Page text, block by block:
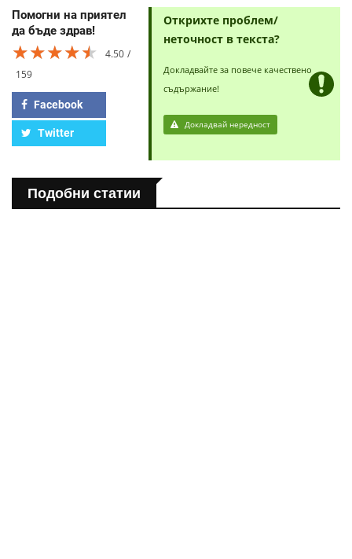
Помогни на приятел
да бъде здрав!
★★★★★
★★★★★
★★★★★
4.50
159
Facebook
Twitter
Открихте проблем/
неточност в текста?
Докладвайте за повече качествено
съдържание!
Докладвай нередност
Подобни статии